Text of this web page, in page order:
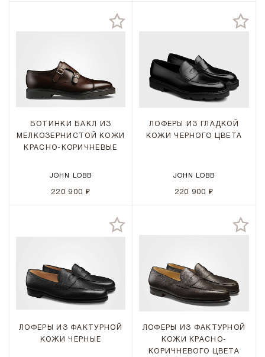
БОТИНКИ БАКЛ ИЗ
МЕЛКОЗЕРНИСТОЙ КОЖИ
КРАСНО-КОРИЧНЕВЫЕ
JOHN LOBB
220 900 ₽
ЛОФЕРЫ ИЗ ГЛАДКОЙ
КОЖИ ЧЕРНОГО ЦВЕТА
JOHN LOBB
220 900 ₽
ЛОФЕРЫ ИЗ ФАКТУРНОЙ
КОЖИ ЧЕРНЫЕ
ЛОФЕРЫ ИЗ ФАКТУРНОЙ
КОЖИ КРАСНО-
КОРИЧНЕВОГО ЦВЕТА